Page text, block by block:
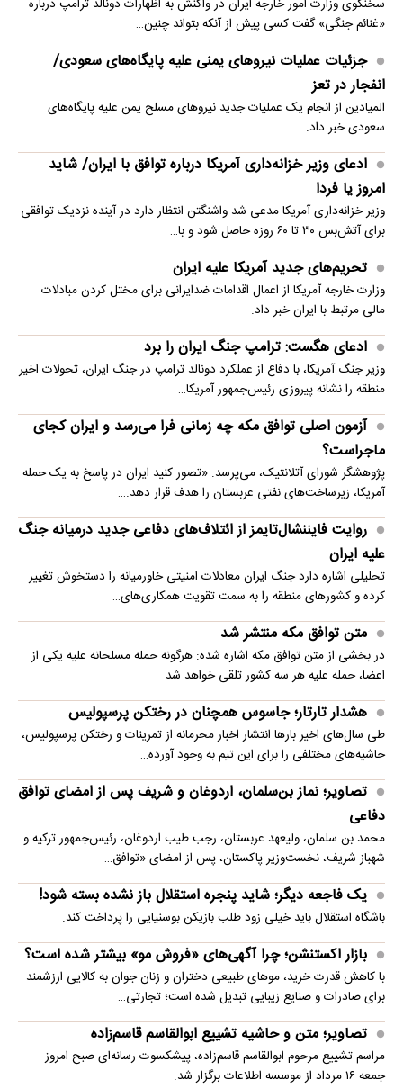
سخنگوی وزارت امور خارجه ایران در واکنش به اظهارات دونالد ترامپ درباره
«غنائم جنگی» گفت کسی پیش از آنکه بتواند چنین…
جزئیات عملیات نیروهای یمنی علیه پایگاه‌های سعودی/
انفجار در تعز
المیادین از انجام یک عملیات جدید نیروهای مسلح یمن علیه پایگاه‌های
سعودی خبر داد.
ادعای وزیر خزانه‌داری آمریکا درباره توافق با ایران/ شاید
امروز یا فردا
وزیر خزانه‌داری آمریکا مدعی شد واشنگتن انتظار دارد در آینده نزدیک توافقی
برای آتش‌بس ۳۰ تا ۶۰ روزه حاصل شود و با…
تحریم‌های جدید آمریکا علیه ایران
وزارت خارجه آمریکا از اعمال اقدامات ضدایرانی برای مختل کردن مبادلات
مالی مرتبط با ایران خبر داد.
ادعای هگست: ترامپ جنگ ایران را برد
وزیر جنگ آمریکا، با دفاع از عملکرد دونالد ترامپ در جنگ ایران، تحولات اخیر
منطقه را نشانه پیروزی رئیس‌جمهور آمریکا…
آزمون اصلی توافق مکه چه زمانی فرا می‌رسد و ایران کجای
ماجراست؟
پژوهشگر شورای آتلانتیک، می‌پرسد: «تصور کنید ایران در پاسخ به یک حمله
آمریکا، زیرساخت‌های نفتی عربستان را هدف قرار دهد.…
روایت فایننشال‌تایمز از ائتلاف‌های دفاعی جدید درمیانه جنگ
علیه ایران
تحلیلی اشاره دارد جنگ ایران معادلات امنیتی خاورمیانه را دستخوش تغییر
کرده و کشورهای منطقه را به سمت تقویت همکاری‌های…
متن توافق مکه منتشر شد
در بخشی از متن توافق مکه اشاره شده: هرگونه حمله مسلحانه علیه یکی از
اعضا، حمله علیه هر سه کشور تلقی خواهد شد.
هشدار تارتار؛ جاسوس همچنان در رختکن پرسپولیس
طی سال‌های اخیر بارها انتشار اخبار محرمانه از تمرینات و رختکن پرسپولیس،
حاشیه‌های مختلفی را برای این تیم به وجود آورده…
تصاویر؛ نماز بن‌سلمان، اردوغان و شریف پس از امضای توافق
دفاعی
محمد بن سلمان، ولیعهد عربستان، رجب طیب اردوغان، رئیس‌جمهور ترکیه و
شهباز شریف، نخست‌وزیر پاکستان، پس از امضای «توافق…
یک فاجعه دیگر؛ شاید پنجره استقلال باز نشده بسته شود!
باشگاه استقلال باید خیلی زود طلب بازیکن بوسنیایی را پرداخت کند.
بازار اکستنشن؛ چرا آگهی‌های «فروش مو» بیشتر شده است؟
با کاهش قدرت خرید، موهای طبیعی دختران و زنان جوان به کالایی ارزشمند
برای صادرات و صنایع زیبایی تبدیل شده است؛ تجارتی…
تصاویر؛ متن و حاشیه تشییع ابوالقاسم قاسم‌زاده
مراسم تشییع مرحوم ابوالقاسم قاسم‌زاده، پیشکسوت رسانه‌ای صبح امروز
جمعه ۱۶ مرداد از موسسه اطلاعات برگزار شد.